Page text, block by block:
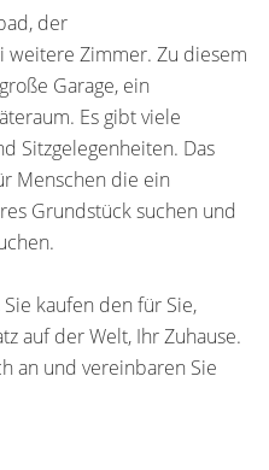
der
weitere Zimmer. Zu diesem
Garage, ein
Es gibt viele
Sitzgelegenheiten. Das
Menschen die ein
Grundstück suchen und
kaufen den für Sie,
auf der Welt, Ihr Zuhause.
an und vereinbaren Sie